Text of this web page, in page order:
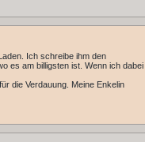
Ich schreibe ihm den
es am billigsten ist. Wenn ich dabei
die Verdauung. Meine Enkelin